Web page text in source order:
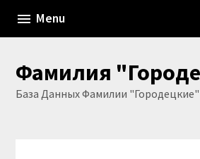
content
Menu
Фамилия
База Данных Фамилии "Городецкие"